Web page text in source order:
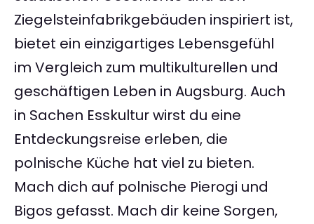
Ziegelsteinfabrikgebäuden inspiriert ist,
bietet ein einzigartiges Lebensgefühl
im Vergleich zum multikulturellen und
geschäftigen Leben in Augsburg. Auch
in Sachen Esskultur wirst du eine
Entdeckungsreise erleben, die
polnische Küche hat viel zu bieten.
Mach dich auf polnische Pierogi und
Bigos gefasst. Mach dir keine Sorgen,